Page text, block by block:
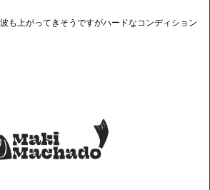
も上がってきそうですがハードなコンディション